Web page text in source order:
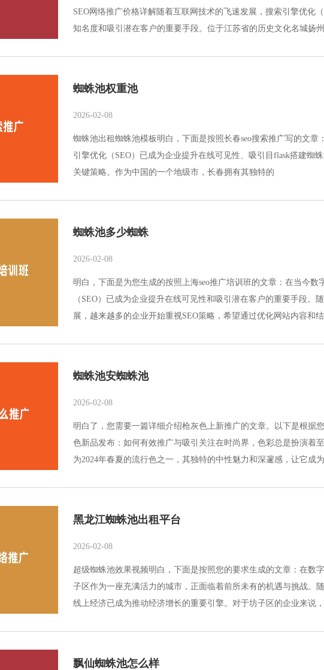
SEO网络推广价格详解随着互联网技术的飞速发展，搜索引擎优化
知名度和吸引潜在客户的重要手段。位于江苏省的历史文化名城扬州
蜘蛛池权重池
2026-02-08
蜘蛛池出租蜘蛛池模板明白，下面是按照长春seo搜索推广写的文章
引擎优化（SEO）已成为企业提升在线可见性、吸引目flask搭建蜘
关键策略。作为中国的一个地级市，长春拥有其独特的
蜘蛛池多少蜘蛛
2026-02-08
明白，下面是为您生成的按照上海seo推广培训班的文章：在当今数
（SEO）已成为企业提升在线可见性和吸引潜在客户的重要手段。
展，越来越多的企业开始重视SEO策略，希望通过优化网站内容和结
蜘蛛池安蜘蛛池
2026-02-08
明白了，您需要一篇详细介绍枪灰色上新推广的文章。以下是根据
色新品发布：如何有效推广与吸引关注在时尚界，色彩总是扮演着
为2024年春夏的流行色之一，其独特的中性魅力和深邃感，让它成为
黑龙江蜘蛛池出租平台
2026-02-08
超级蜘蛛池效果视频明白，下面是按照您的要求生成的文章：在数
子区作为一座充满活力的城市，正面临着前所未有的机遇与挑战。
线上经济已成为推动经济增长的重要引擎。对于坊子区的企业来说，
飘仙蜘蛛池怎么样